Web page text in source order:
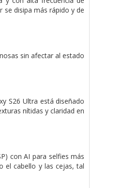
se disipa más rápido y de
sin afectar al estado
S26 Ultra está diseñado
nítidas y claridad en
con AI para selfies más
el cabello y las cejas, tal